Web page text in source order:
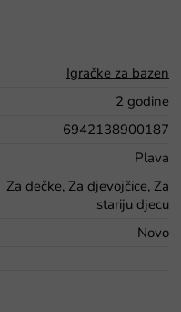
Igračke za bazen
2 godine
6942138900187
Plava
Za dečke, Za djevojčice, Za
stariju djecu
Novo